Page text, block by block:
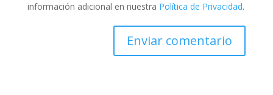
información adicional en nuestra Política de Privacidad.